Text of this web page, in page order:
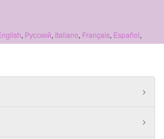
, Русский, Italiano, Français, Español,